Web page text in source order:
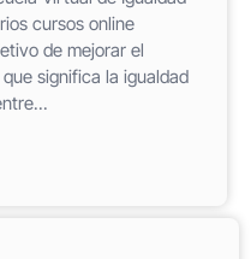
cursos online
de mejorar el
significa la igualdad